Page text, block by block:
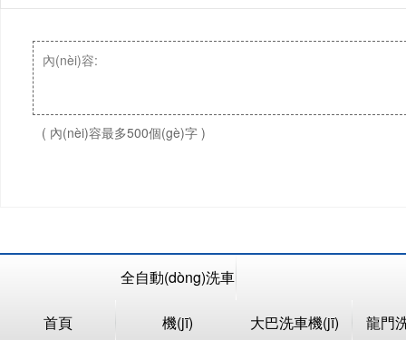
( 內(nèi)容最多500個(gè)字 )
首頁
全自動(dòng)洗車
機(jī) 大巴洗車機(jī) 龍門